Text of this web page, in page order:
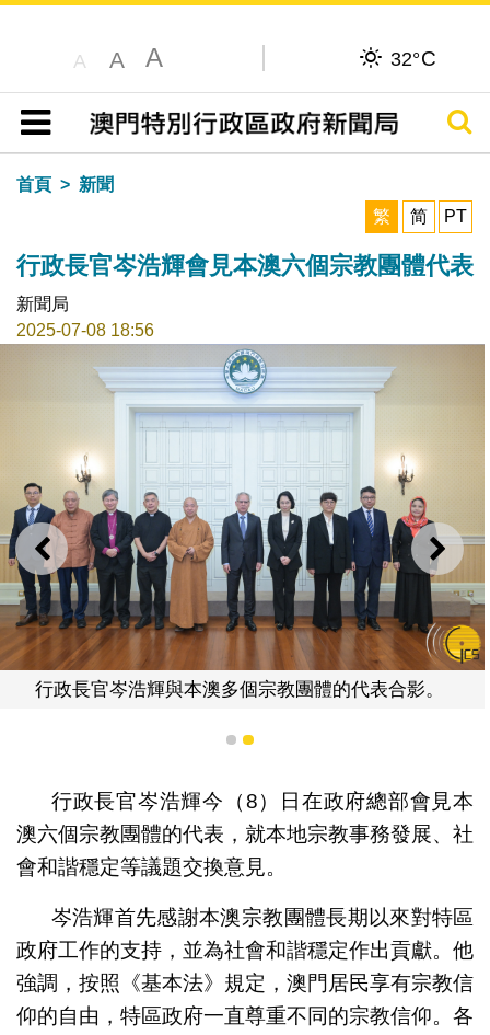
A A A 32°C
目錄
搜尋
首頁
新聞
繁
简 PT
行政長官岑浩輝會見本澳六個宗教團體代表
新聞局
2025-07-08 18:56
上一則 下一
行政長官岑浩輝與本澳多個宗教團體的代表合影。
1 2
行政長官岑浩輝今（8）日在政府總部會見本
澳六個宗教團體的代表，就本地宗教事務發展、社
會和諧穩定等議題交換意見。
岑浩輝首先感謝本澳宗教團體長期以來對特區
政府工作的支持，並為社會和諧穩定作出貢獻。他
強調，按照《基本法》規定，澳門居民享有宗教信
仰的自由，特區政府一直尊重不同的宗教信仰。各